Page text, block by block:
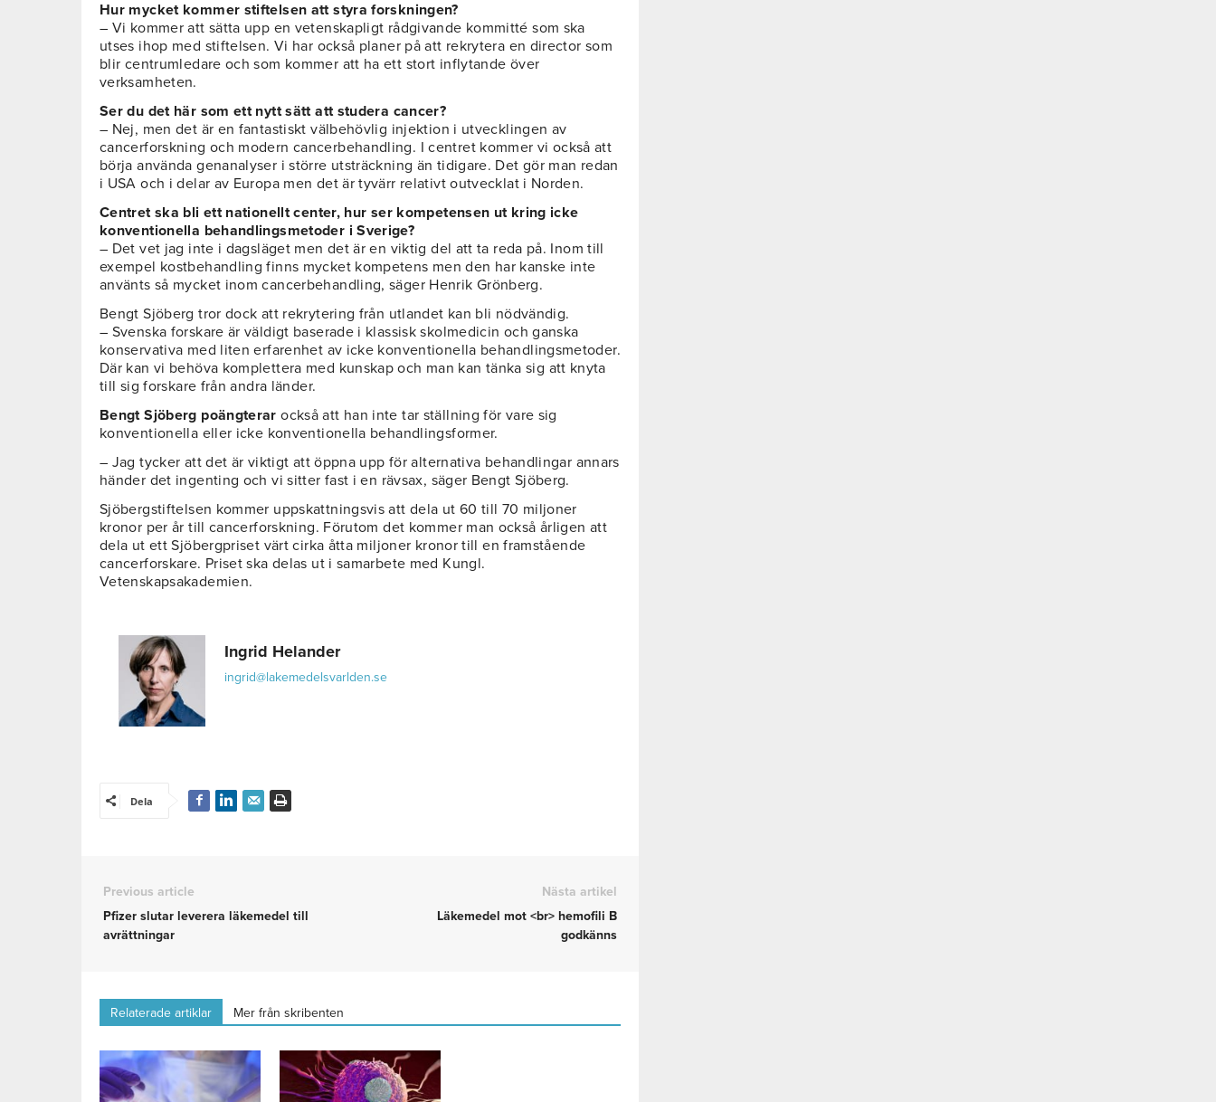
Hur mycket kommer stiftelsen att styra forskningen?
– Vi kommer att sätta upp en vetenskapligt rådgivande kommitté som ska
utses ihop med stiftelsen. Vi har också planer på att rekrytera en director som
blir centrumledare och som kommer att ha ett stort inflytande över
verksamheten.
Ser du det här som ett nytt sätt att studera cancer?
– Nej, men det är en fantastiskt välbehövlig injektion i utvecklingen av
cancerforskning och modern cancerbehandling. I centret kommer vi också att
börja använda genanalyser i större utsträckning än tidigare. Det gör man redan
i USA och i delar av Europa men det är tyvärr relativt outvecklat i Norden.
Centret ska bli ett nationellt center, hur ser kompetensen ut kring icke
konventionella behandlingsmetoder i Sverige?
– Det vet jag inte i dagsläget men det är en viktig del att ta reda på. Inom till
exempel kostbehandling finns mycket kompetens men den har kanske inte
använts så mycket inom cancerbehandling, säger Henrik Grönberg.
Bengt Sjöberg tror dock att rekrytering från utlandet kan bli nödvändig.
– Svenska forskare är väldigt baserade i klassisk skolmedicin och ganska
konservativa med liten erfarenhet av icke konventionella behandlingsmetoder.
Där kan vi behöva komplettera med kunskap och man kan tänka sig att knyta
till sig forskare från andra länder.
Bengt Sjöberg poängterar också att han inte tar ställning för vare sig
konventionella eller icke konventionella behandlingsformer.
– Jag tycker att det är viktigt att öppna upp för alternativa behandlingar annars
händer det ingenting och vi sitter fast i en rävsax, säger Bengt Sjöberg.
Sjöbergstiftelsen kommer uppskattningsvis att dela ut 60 till 70 miljoner
kronor per år till cancerforskning. Förutom det kommer man också årligen att
dela ut ett Sjöbergpriset värt cirka åtta miljoner kronor till en framstående
cancerforskare. Priset ska delas ut i samarbete med Kungl.
Vetenskapsakademien.
Ingrid Helander
ingrid@lakemedelsvarlden.se
Dela
Previous article
Pfizer slutar leverera läkemedel till
avrättningar
Nästa artikel
Läkemedel mot <br> hemofili B
godkänns
Relaterade artiklar Mer från skribenten